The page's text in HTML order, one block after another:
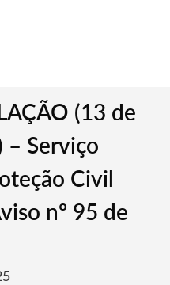
(13 de
– Serviço
Civil
nº 95 de